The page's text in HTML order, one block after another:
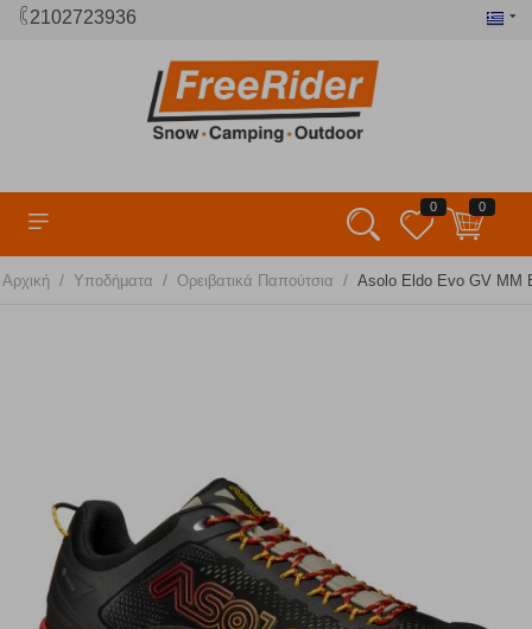
2102723936
0 0
Αρχική / Υποδήματα / Ορειβατικά Παπούτσια / Asolo Eldo Evo GV MM